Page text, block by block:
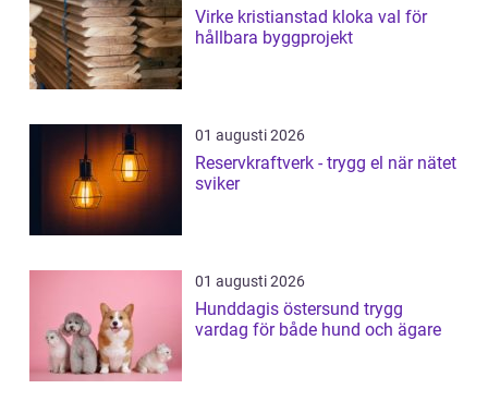
Virke kristianstad kloka val för
hållbara byggprojekt
01 augusti 2026
Reservkraftverk - trygg el när nätet
sviker
01 augusti 2026
Hunddagis östersund trygg
vardag för både hund och ägare